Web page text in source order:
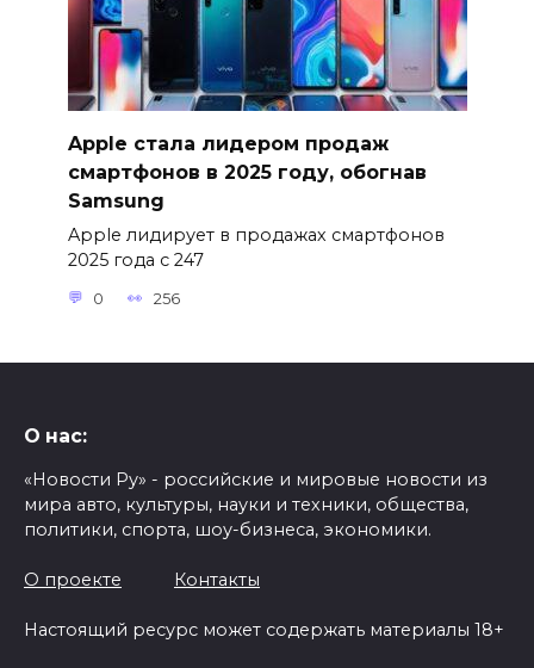
Apple стала лидером продаж
смартфонов в 2025 году, обогнав
Samsung
Apple лидирует в продажах смартфонов
2025 года с 247
0 256
О нас:
«Новости Ру» - российские и мировые новости из
мира авто, культуры, науки и техники, общества,
политики, спорта, шоу-бизнеса, экономики.
О проекте Контакты
Настоящий ресурс может содержать материалы 18+